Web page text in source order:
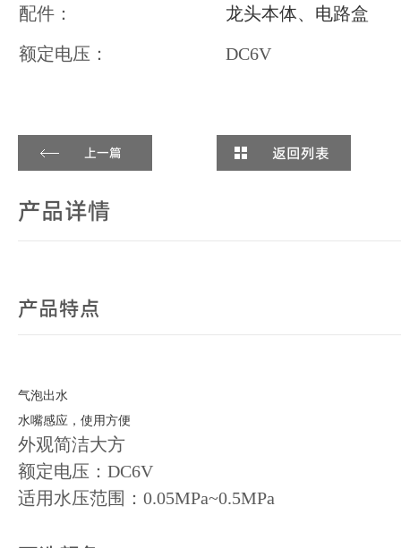
配件： 龙头本体、电路盒
额定电压： DC6V
上一篇 返回列表
产品详情
产品特点
气泡出水
水嘴感应，使用方便
外观简洁大方
额定电压：DC6V
适用水压范围：0.05MPa~0.5MPa